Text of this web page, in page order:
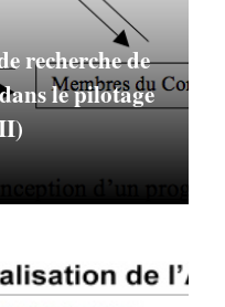
recherche de
le pilotage